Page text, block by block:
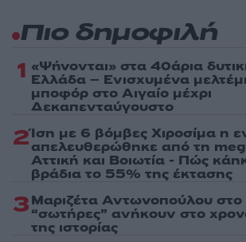
Πιο δημοφιλή
1 «Ψήνονται» στα 40άρια
Ελλάδα – Ενισχυμένα
μποφόρ στο Αιγαίο μέχρι
Δεκαπενταύγουστο
2Ίση με 6 βόμβες Χιροσίμα η
απελευθερώθηκε από τη
Αττική και Βοιωτία - Πώς
βράδια το 55% της έκτασης
3Μαριζέτα Αντωνοπούλου
“σωτήρες” ανήκουν στο
της ιστορίας